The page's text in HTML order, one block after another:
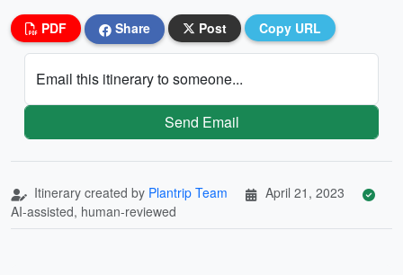
PDF Share Post Copy URL
Email this itinerary to someone...
Send Email
Itinerary created by Plantrip Team
April 21, 2023
AI-assisted, human-reviewed